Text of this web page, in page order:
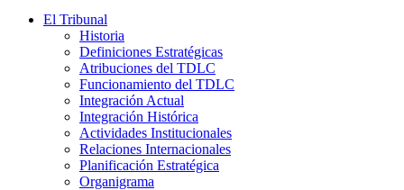
El Tribunal
Historia
Definiciones Estratégicas
Atribuciones del TDLC
Funcionamiento del TDLC
Integración Actual
Integración Histórica
Actividades Institucionales
Relaciones Internacionales
Planificación Estratégica
Organigrama